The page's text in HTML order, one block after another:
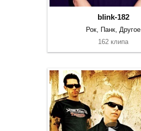
blink-182
Рок, Панк, Другое
162 клипа